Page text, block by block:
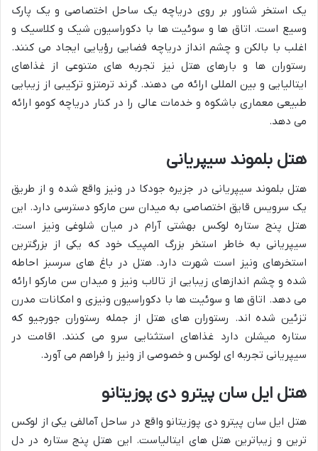
یک استخر شناور بر روی دریاچه یک ساحل اختصاصی و یک پارک
وسیع است. اتاق ها و سوئیت ها با دکوراسیون شیک و کلاسیک و
اغلب با بالکن و چشم انداز دریاچه فضایی رؤیایی ایجاد می کنند.
رستوران ها و بارهای هتل نیز تجربه های متنوعی از غذاهای
ایتالیایی و بین المللی ارائه می دهند. گرند ترمتزو ترکیبی از زیبایی
طبیعی معماری باشکوه و خدمات عالی را در کنار دریاچه کومو ارائه
می دهد.
هتل بلموند سیپریانی
هتل بلموند سیپریانی در جزیره جودکا در ونیز واقع شده و از طریق
یک سرویس قایق اختصاصی به میدان سن مارکو دسترسی دارد. این
هتل پنج ستاره لوکس بهشتی آرام در میان شلوغی ونیز است.
سیپریانی به خاطر استخر بزرگ المپیک خود که یکی از بزرگترین
استخرهای ونیز است شهرت دارد. هتل در باغ های سرسبز احاطه
شده و چشم اندازهای زیبایی از تالاب ونیز و میدان سن مارکو ارائه
می دهد. اتاق ها و سوئیت ها با دکوراسیون ونیزی و امکانات مدرن
تزئین شده اند. رستوران های هتل از جمله رستوران جورجیو که
ستاره میشلن دارد غذاهای استثنایی سرو می کنند. اقامت در
سیپریانی تجربه ای لوکس و خصوصی از ونیز را فراهم می آورد.
هتل ایل سان پیترو دی پوزیتانو
هتل ایل سان پیترو دی پوزیتانو واقع در ساحل آمالفی یکی از لوکس
ترین و زیباترین هتل های ایتالیاست. این هتل پنج ستاره در دل